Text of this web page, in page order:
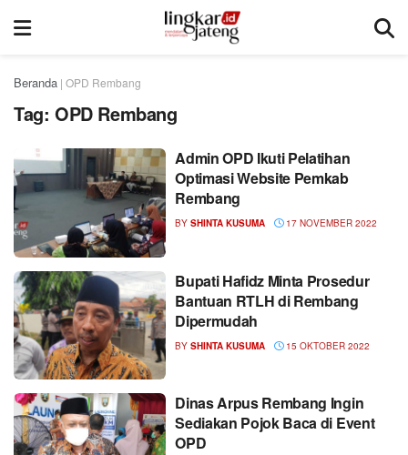
Beranda | OPD Rembang
Tag: OPD Rembang
Admin OPD Ikuti Pelatihan
Optimasi Website Pemkab
Rembang
BY SHINTA KUSUMA 17 NOVEMBER 2022
Bupati Hafidz Minta Prosedur
Bantuan RTLH di Rembang
Dipermudah
BY SHINTA KUSUMA 15 OKTOBER 2022
Dinas Arpus Rembang Ingin
Sediakan Pojok Baca di Event
OPD